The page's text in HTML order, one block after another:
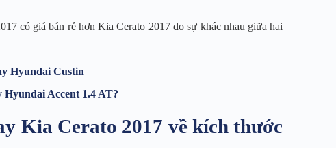
có giá bán rẻ hơn Kia Cerato 2017 do sự khác nhau giữa hai
Hyundai Custin
Accent 1.4 AT?
Kia Cerato 2017 về kích thước